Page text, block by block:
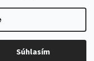
Súhlasím
vyhradené.Upraviť